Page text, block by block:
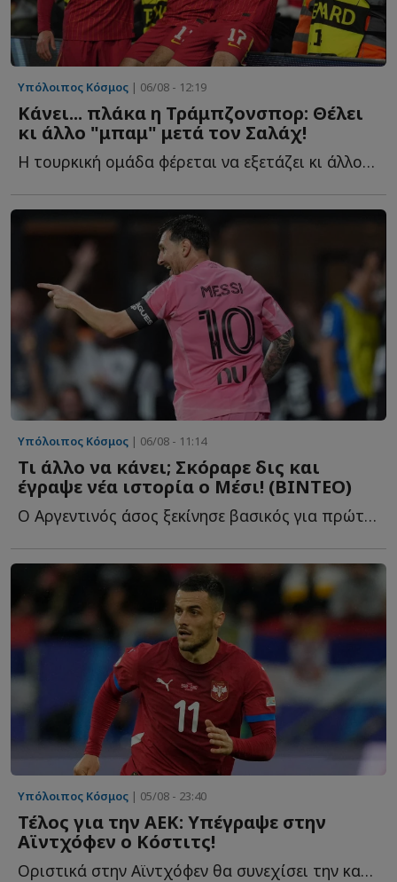
Υπόλοιπος Κόσμος | 06/08 - 12:19
Κάνει... πλάκα η Τράμπζονσπορ: Θέλει
κι άλλο "μπαμ" μετά τον Σαλάχ!
Η τουρκική ομάδα φέρεται να εξετάζει κι άλλον π...
Υπόλοιπος Κόσμος | 06/08 - 11:14
Τι άλλο να κάνει; Σκόραρε δις και
έγραψε νέα ιστορία ο Μέσι! (ΒΙΝΤΕΟ)
Ο Αργεντινός άσος ξεκίνησε βασικός για πρώτη φορά μετά τ...
Υπόλοιπος Κόσμος | 05/08 - 23:40
Τέλος για την ΑΕΚ: Υπέγραψε στην
Αϊντχόφεν ο Κόστιτς!
Οριστικά στην Αϊντχόφεν θα συνεχίσει την καριέρα του ο...